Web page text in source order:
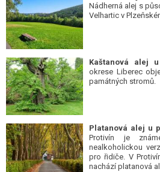
Nádherná alej s
Velhartic v
Kaštanová alej
okrese Liberec
památných stromů.
Platanová alej u
Protivín je
nealkoholickou
pro řidiče. V
nachází platanová